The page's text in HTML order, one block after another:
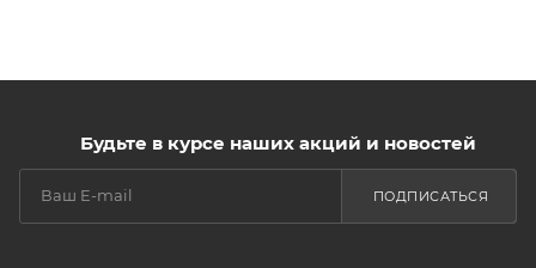
Будьте в курсе наших акций и новостей
ПОДПИСАТЬСЯ